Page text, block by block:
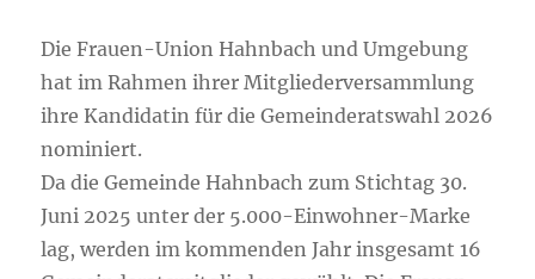
Die Frauen-Union Hahnbach und Umgebung
hat im Rahmen ihrer Mitgliederversammlung
ihre Kandidatin für die Gemeinderatswahl 2026
nominiert.
Da die Gemeinde Hahnbach zum Stichtag 30.
Juni 2025 unter der 5.000-Einwohner-Marke
lag, werden im kommenden Jahr insgesamt 16